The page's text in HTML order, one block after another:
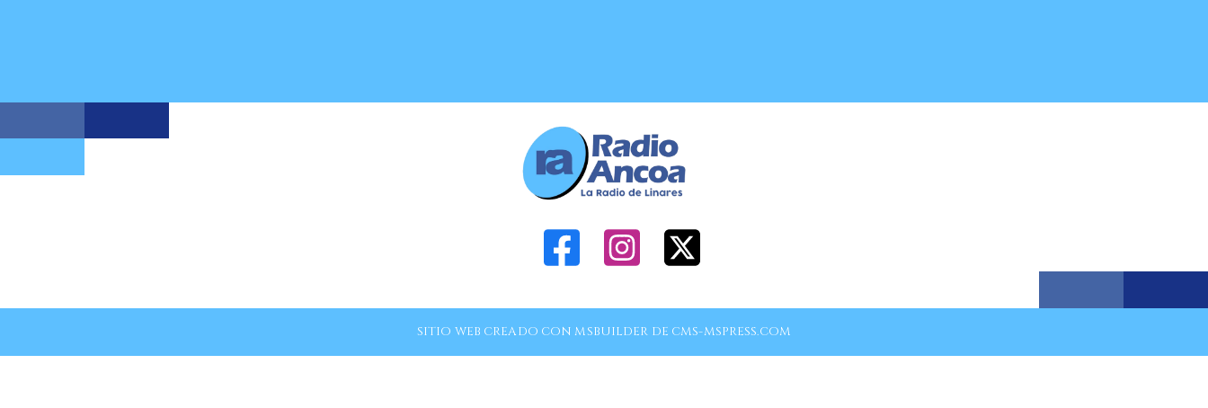
SITIO WEB CREADO CON MSBUILDER DE CMS-MSPRESS.COM